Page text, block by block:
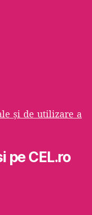
şi de utilizare a
pe CEL.ro